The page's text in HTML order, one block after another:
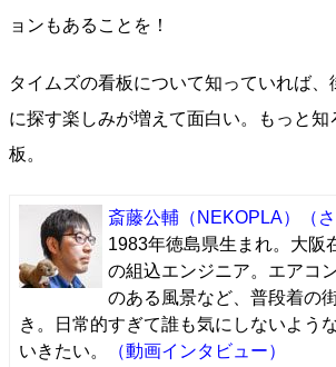
ョンもあることを！
タイムズの看板について知っていれば、
に探す楽しみが増えて面白い。もっと
板。
斎藤公輔（NEKOPLA）
（
1983年徳島県生まれ。大阪
の組込エンジニア。エアコ
のある風景など、普段着の
き。日常的すぎて誰も気にしないよう
いきたい。
（動画インタビュー）